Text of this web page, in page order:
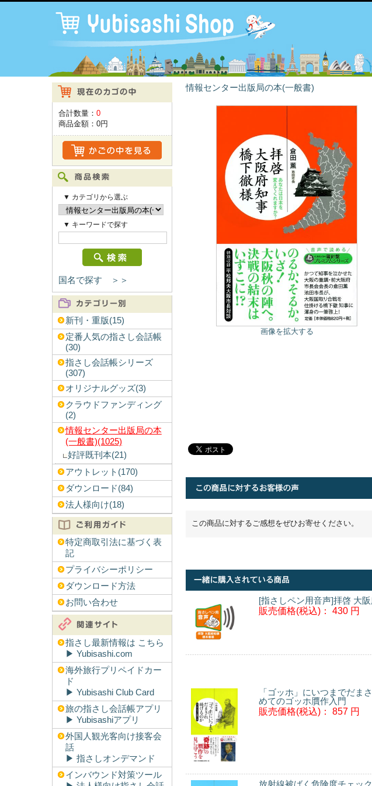
合計数量： 0
商品金額： 0円
▼ カテゴリから選ぶ
▼ キーワードで探す
国名で探す ＞＞
新刊・重版(15)
定番人気の指さし会話帳
(30)
指さし会話帳シリーズ
(307)
オリジナルグッズ(3)
クラウドファンディング
(2)
情報センター出版局の本
(一般書)(1025)
好評既刊本(21)
アウトレット(170)
ダウンロード(84)
法人様向け(18)
特定商取引法に基づく表
記
プライバシーポリシー
ダウンロード方法
お問い合わせ
指さし最新情報は こちら
▶︎ Yubisashi.com
海外旅行プリペイドカー
ド
▶︎ Yubisashi Club Card
旅の指さし会話帳アプリ
▶︎ Yubisashiアプリ
外国人観光客向け接客会
話
▶︎ 指さしオンデマンド
インバウンド対策ツール
情報センター出版局の本(一般書)
画像を拡大する
この商品に対するご感想をぜひお寄せください。
[指さしペン用音声]拝啓 大
販売価格(税込)： 430 円
「ゴッホ」にいつまでだま
めてのゴッホ贋作入門
販売価格(税込)： 857 円